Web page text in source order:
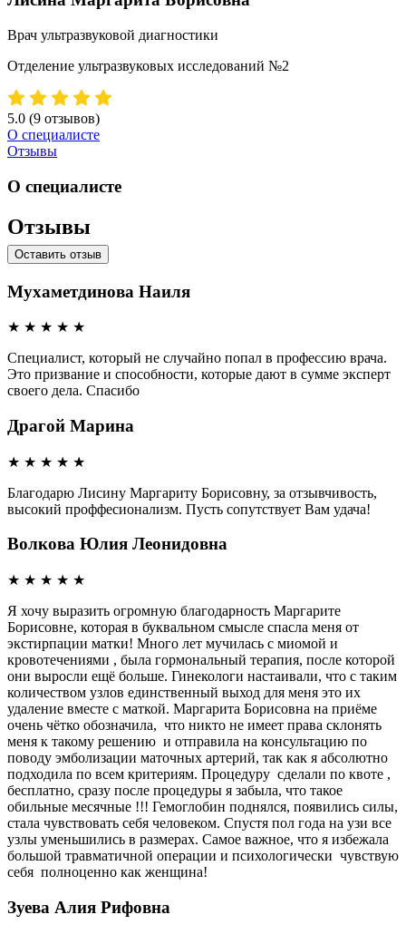
Врач ультразвуковой диагностики
Отделение ультразвуковых исследований №2
5.0 (9 отзывов)
О специалисте
Отзывы
О специалисте
Отзывы
Оставить отзыв
Мухаметдинова Наиля
★ ★ ★ ★ ★
Специалист, который не случайно попал в профессию врача.
Это призвание и способности, которые дают в сумме эксперт
своего дела. Спасибо
Драгой Марина
★ ★ ★ ★ ★
Благодарю Лисину Маргариту Борисовну, за отзывчивость,
высокий проффесионализм. Пусть сопутствует Вам удача!
Волкова Юлия Леонидовна
★ ★ ★ ★ ★
Я хочу выразить огромную благодарность Маргарите
Борисовне, которая в буквальном смысле спасла меня от
экстирпации матки! Много лет мучилась с миомой и
кровотечениями , была гормональный терапия, после которой
они выросли ещё больше. Гинекологи настаивали, что с таким
количеством узлов единственный выход для меня это их
удаление вместе с маткой. Маргарита Борисовна на приёме
очень чётко обозначила, что никто не имеет права склонять
меня к такому решению и отправила на консультацию по
поводу эмболизации маточных артерий, так как я абсолютно
подходила по всем критериям. Процедуру сделали по квоте ,
бесплатно, сразу после процедуры я забыла, что такое
обильные месячные !!! Гемоглобин поднялся, появились силы,
стала чувствовать себя человеком. Спустя пол года на узи все
узлы уменьшились в размерах. Самое важное, что я избежала
большой травматичной операции и психологически чувствую
себя полноценно как женщина!
Зуева Алия Рифовна